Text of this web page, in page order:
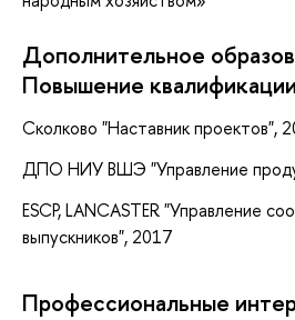
Дополнительное
Повышение
Сколково "Наставник проектов",
ДПО НИУ ВШЭ "Управление
ESCP, LANCASTER "Управление
выпускников", 2017
Профессиональные